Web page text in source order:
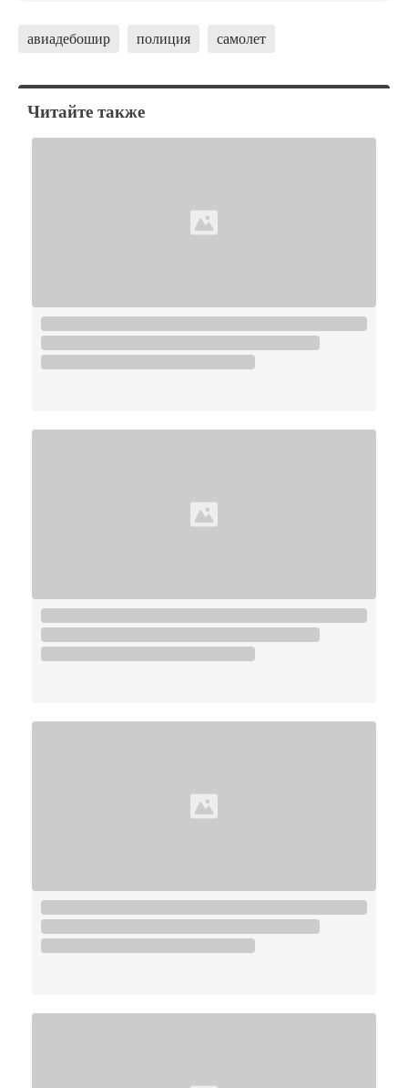
авиадебошир полиция самолет
Читайте также